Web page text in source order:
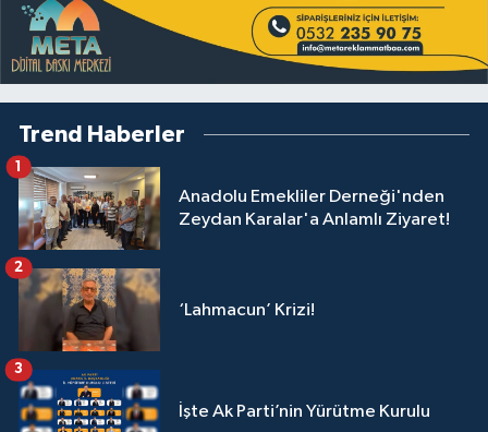
Trend Haberler
Anadolu Emekliler Derneği'nden
Zeydan Karalar'a Anlamlı Ziyaret!
1
‘Lahmacun’ Krizi!
2
İşte Ak Parti’nin Yürütme Kurulu
3